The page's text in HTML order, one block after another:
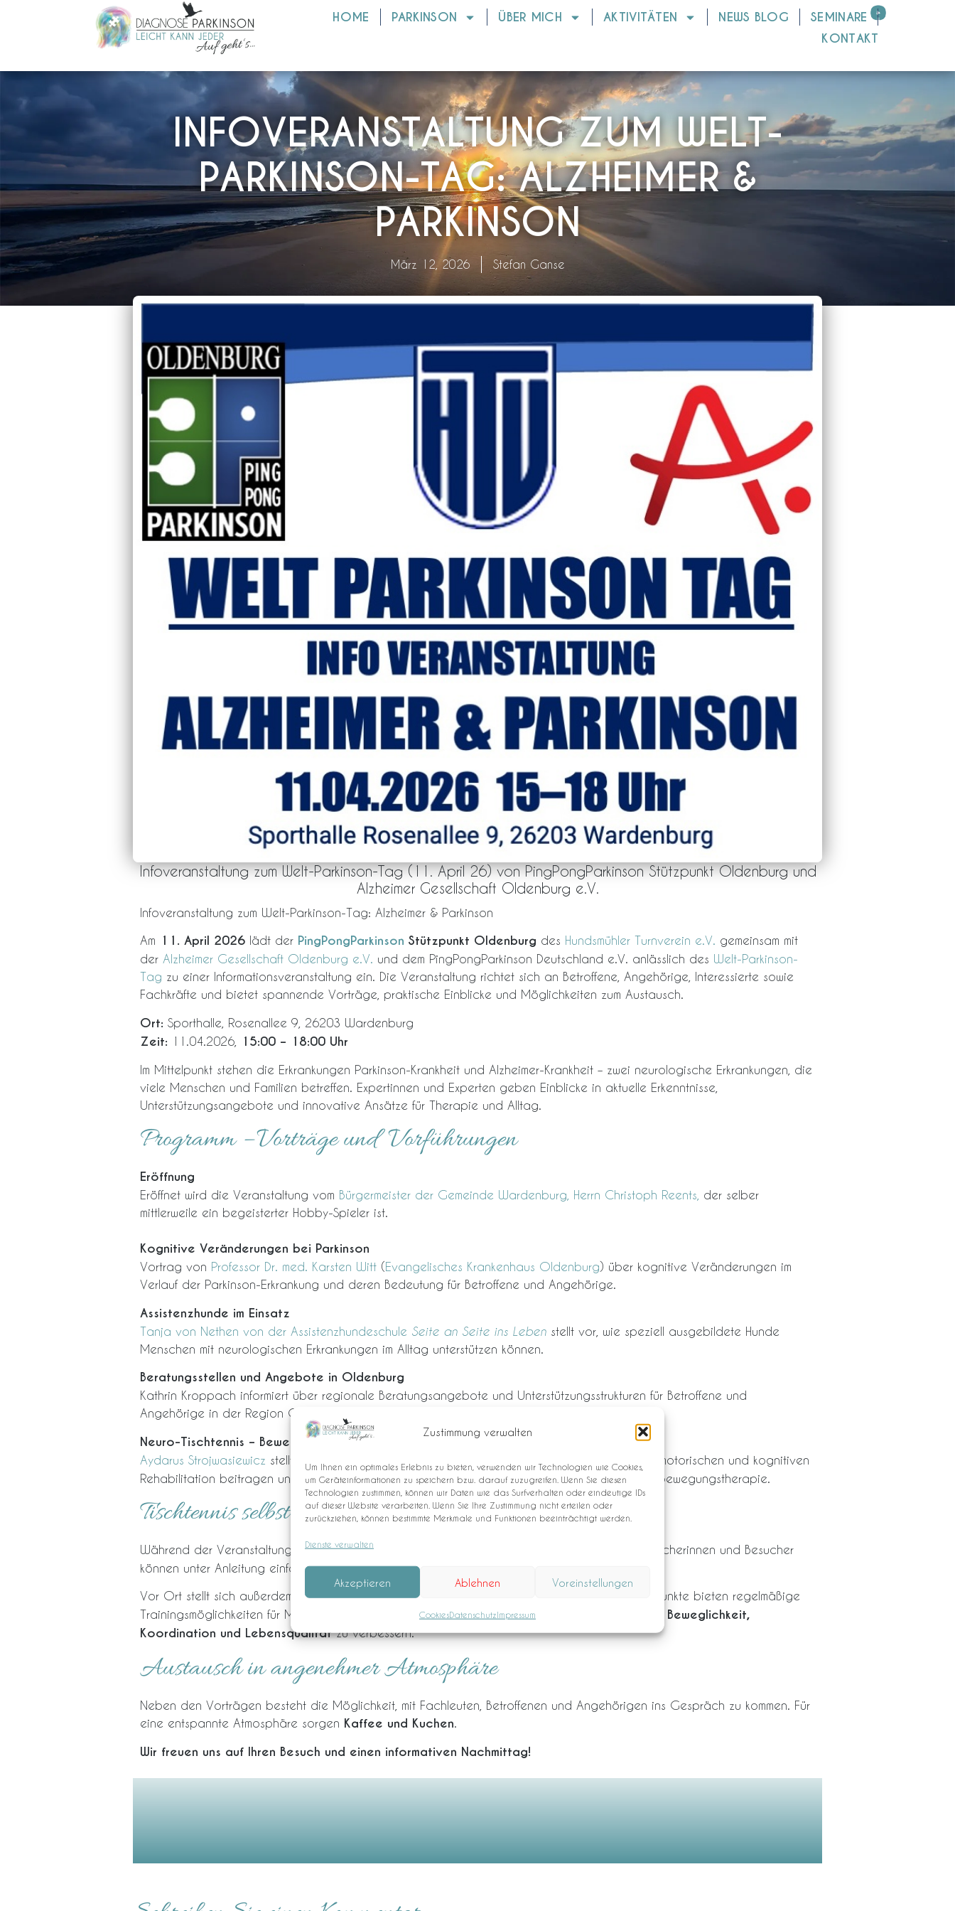
Zustimmung verwalten
Um Ihnen ein optimales Erlebnis zu bieten, verwenden wir Technologien wie Cookies,
um Geräteinformationen zu speichern bzw. darauf zuzugreifen. Wenn Sie diesen
Technologien zustimmen, können wir Daten wie das Surfverhalten oder eindeutige IDs
auf dieser Website verarbeiten. Wenn Sie Ihre Zustimmung nicht erteilen oder
zurückziehen, können bestimmte Merkmale und Funktionen beeinträchtigt werden.
Dienste verwalten
Akzeptieren Ablehnen Voreinstellungen
CookiesDatenschutzImpressum
HOME PARKINSON ÜBER MICH AKTIVITÄTEN NEWS BLOG
SEMINARE
KONTAKT
INFOVERANSTALTUNG ZUM WELT-
PARKINSON-TAG: ALZHEIMER &
PARKINSON
März 12, 2026 Stefan Ganse
Infoveranstaltung zum Welt-Parkinson-Tag (11. April 26) von PingPongParkinson Stützpunkt Oldenburg und
Alzheimer Gesellschaft Oldenburg e.V.
Infoveranstaltung zum Welt-Parkinson-Tag: Alzheimer & Parkinson
Am 11. April 2026 lädt der PingPongParkinson Stützpunkt Oldenburg des Hundsmühler Turnverein e.V. gemeinsam mit
der Alzheimer Gesellschaft Oldenburg e.V. und dem PingPongParkinson Deutschland e.V. anlässlich des Welt-Parkinson-
Tag zu einer Informationsveranstaltung ein. Die Veranstaltung richtet sich an Betroffene, Angehörige, Interessierte sowie
Fachkräfte und bietet spannende Vorträge, praktische Einblicke und Möglichkeiten zum Austausch.
Ort: Sporthalle, Rosenallee 9, 26203 Wardenburg
Zeit: 11.04.2026, 15:00 – 18:00 Uhr
Im Mittelpunkt stehen die Erkrankungen Parkinson-Krankheit und Alzheimer-Krankheit – zwei neurologische Erkrankungen, die
viele Menschen und Familien betreffen. Expertinnen und Experten geben Einblicke in aktuelle Erkenntnisse,
Unterstützungsangebote und innovative Ansätze für Therapie und Alltag.
Programm – Vorträge und Vorführungen
Eröffnung
Eröffnet wird die Veranstaltung vom Bürgermeister der Gemeinde Wardenburg, Herrn Christoph Reents, der selber
mittlerweile ein begeisterter Hobby-Spieler ist.
Kognitive Veränderungen bei Parkinson
Vortrag von Professor Dr. med. Karsten Witt (Evangelisches Krankenhaus Oldenburg) über kognitive Veränderungen im
Verlauf der Parkinson-Erkrankung und deren Bedeutung für Betroffene und Angehörige.
Assistenzhunde im Einsatz
Tanja von Nethen von der Assistenzhundeschule Seite an Seite ins Leben stellt vor, wie speziell ausgebildete Hunde
Menschen mit neurologischen Erkrankungen im Alltag unterstützen können.
Beratungsstellen und Angebote in Oldenburg
Kathrin Kroppach informiert über regionale Beratungsangebote und Unterstützungsstrukturen für Betroffene und
Angehörige in der Region Oldenburg.
Neuro-Tischtennis – Bewegung für Körper und Geist
Aydarus Strojwasiewicz stellt das Konzept Neuro-Tischtennis
vor. Tischtennis kann gezielt zur motorischen und kognitiven
Rehabilitation beitragen und ist für viele Menschen mit Parkinson ein wichtiger Bestandteil der Bewegungstherapie.
Tischtennis selbst ausprobieren
Während der Veranstaltung besteht die Möglichkeit,
. Besucherinnen und Besucher
können unter Anleitung einfache Übungen und Spielformen kennenlernen.
Vor Ort stellt sich außerdem derPingPongParkinson Stützpunkt Bloherfelde
vor. Beide Stützpunkte bieten regelmäßige
Trainingsmöglichkeiten für Menschen mit Parkinson und zeigt, wie Tischtennis dabei helfen kann, Beweglichkeit,
Koordination und Lebensqualitätzu verbessern.
Austausch in angenehmer Atmosphäre
Neben den Vorträgen besteht die Möglichkeit, mit Fachleuten, Betroffenen und Angehörigen ins Gespräch zu kommen. Für
eine entspannte Atmosphäre sorgen Kaffee und Kuchen
Wir freuen uns auf Ihren Besuch und einen informativen Nachmittag!